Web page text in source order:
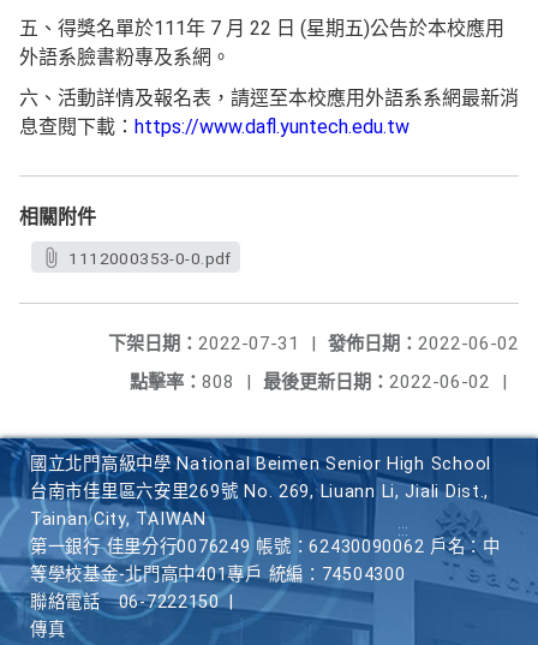
五、得獎名單於111年 7 月 22 日 (星期五)公告於本校應用
外語系臉書粉專及系網。
六、活動詳情及報名表，請逕至本校應用外語系系網最新消
息查閱下載： https://www.dafl.yuntech.edu.tw
相關附件
1112000353-0-0.pdf
發佈日期： 2022-06-02
下架日期： 2022-07-31
|
最後更新日期： 2022-06-02 |
點擊率： 808 |
國立北門高級中學 National Beimen Senior High School
台南市佳里區六安里269號 No. 269, Liuann Li, Jiali Dist.,
Tainan City, TAIWAN
第一銀行 佳里分行0076249 帳號：62430090062 戶名：中
等學校基金-北門高中401專戶 統編：74504300
聯絡電話
06-7222150
傳真